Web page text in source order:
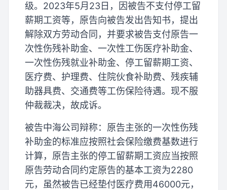
级。2023年5月23日，因被告不支付停工留
薪期工资等，原告向被告发出告知书，提出
解除双方劳动合同，并要求被告支付原告一
次性伤残补助金、一次性工伤医疗补助金、
一次性伤残就业补助金、停工留薪期工资、
医疗费、护理费、住院伙食补助费、残疾辅
助器具费、交通费等工伤保险待遇。现不服
仲裁裁决，故成诉。
被告中海公司辩称：原告主张的一次性伤残
补助金的标准应按照社会保险缴费基数进行
计算，原告主张的停工留薪期工资应当按照
原告劳动合同约定原告的基本工资为2280
元，虽然被告已经垫付医疗费用46000元，